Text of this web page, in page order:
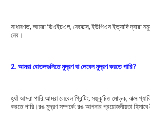
সাধারণত, আমরা ডিএইচএল, ফেডেক্স, ইউপিএস ইত্যাদি দ্বারা
নেব।
2. আমরা বোতলগুলিতে মুদ্রণ বা লেবেল মুদ্রণ করতে পারি?
হ্যাঁ আমরা পারি.আমরা লেবেল প্রিন্টিং, সঙ্কুচিত মোড়ক, বাক্স
করতে পারি।রঙ মুদ্রণ সম্পর্কে: রঙ আপনার প্রয়োজনীয়তা হিসাবে